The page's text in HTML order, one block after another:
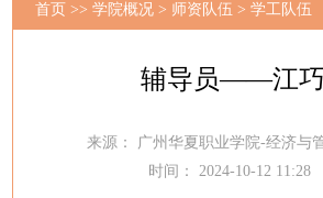
首页 >> 学院概况> 师资队伍> 学工队伍
辅导员——江
来源： 广州华夏职业学院-经济与
时间： 2024-10-12 11:28